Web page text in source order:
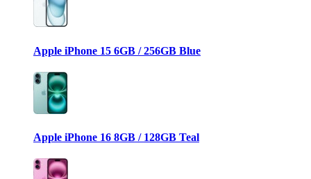
Apple iPhone 15 6GB / 256GB Blue
Apple iPhone 16 8GB / 128GB Teal